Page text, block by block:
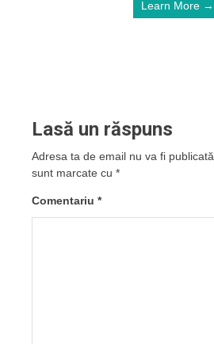
Learn More →
Lasă un răspuns
Adresa ta de email nu va fi publicată.
sunt marcate cu *
Comentariu *